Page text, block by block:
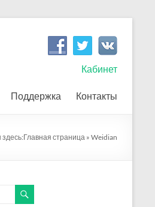
Кабинет
Поддержка Контакты
Главная страница » Weidian